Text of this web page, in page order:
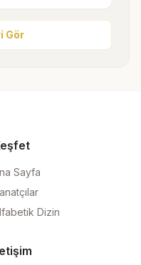
Gör
Sayfa
Dizin